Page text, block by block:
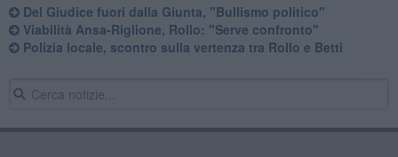
Del Giudice fuori dalla Giunta, "Bullismo politico"
Viabilità Ansa-Riglione, Rollo: "Serve confronto"
Polizia locale, scontro sulla vertenza tra Rollo e Betti